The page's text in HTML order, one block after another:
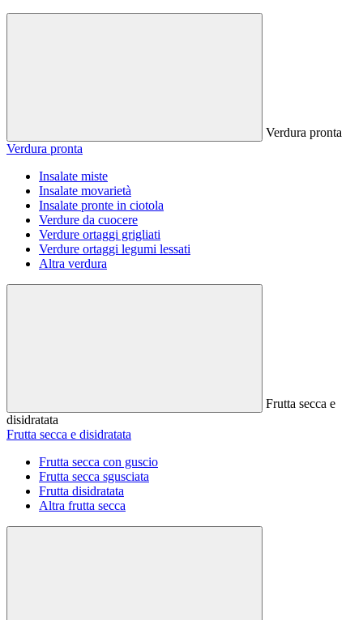
Verdura pronta
Verdura pronta
Insalate miste
Insalate movarietà
Insalate pronte in ciotola
Verdure da cuocere
Verdure ortaggi grigliati
Verdure ortaggi legumi lessati
Altra verdura
Frutta secca e
disidratata
Frutta secca e disidratata
Frutta secca con guscio
Frutta secca sgusciata
Frutta disidratata
Altra frutta secca